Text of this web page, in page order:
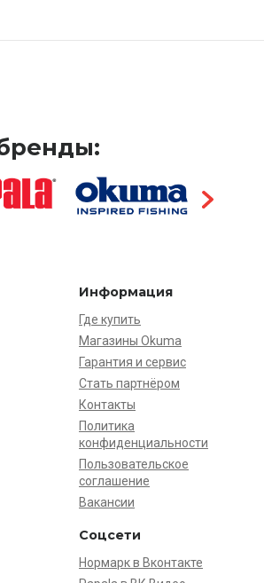
Информация
Где купить
Магазины Okuma
Гарантия и сервис
Стать партнёром
Контакты
Политика
конфиденциальности
Пользовательское
соглашение
Вакансии
Соцсети
Нормарк в Вконтакте